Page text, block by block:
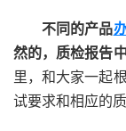
不同的产品
然的，质检报告
里，和大家一起
试要求和相应的